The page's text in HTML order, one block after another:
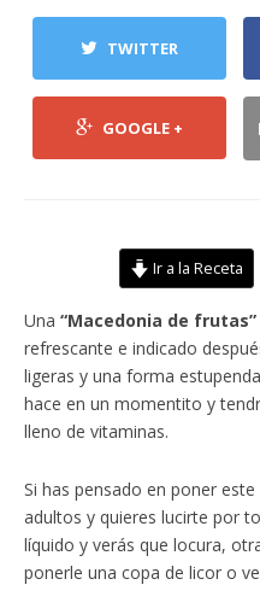
TWITTER
GOOGLE +
Ir a la Receta
Una “Macedonia de frutas”
refrescante e indicado
ligeras y una forma
hace en un momentito y
lleno de vitaminas.
Si has pensado en poner
adultos y quieres lucirte por
líquido y verás que locura,
ponerle una copa de licor o